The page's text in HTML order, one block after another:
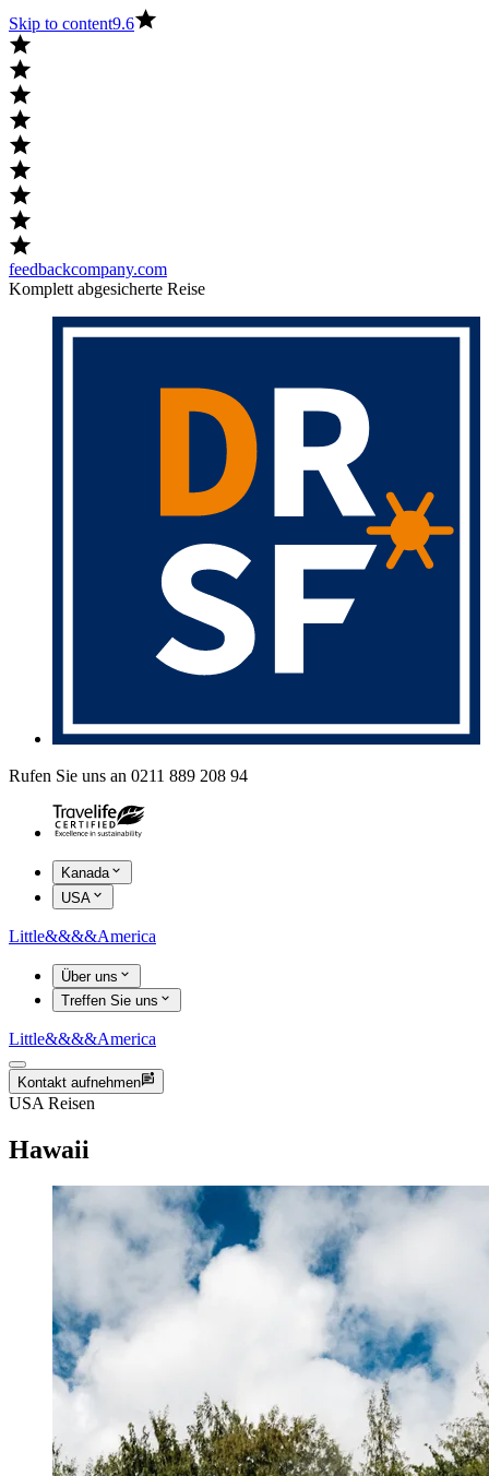
Skip to content9.6
feedbackcompany.com
Komplett abgesicherte Reise
Rufen Sie uns an 0211 889 208 94
Kanada
USA
Little&&&&America
Über uns
Treffen Sie uns
Little&&&&America
Kontakt aufnehmen
USA Reisen
Hawaii